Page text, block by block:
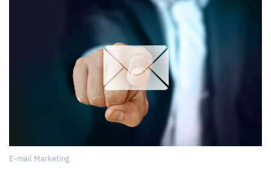
E-mail Marketing